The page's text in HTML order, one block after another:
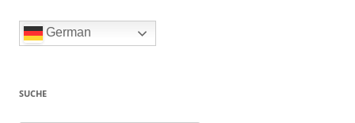
German
SUCHE